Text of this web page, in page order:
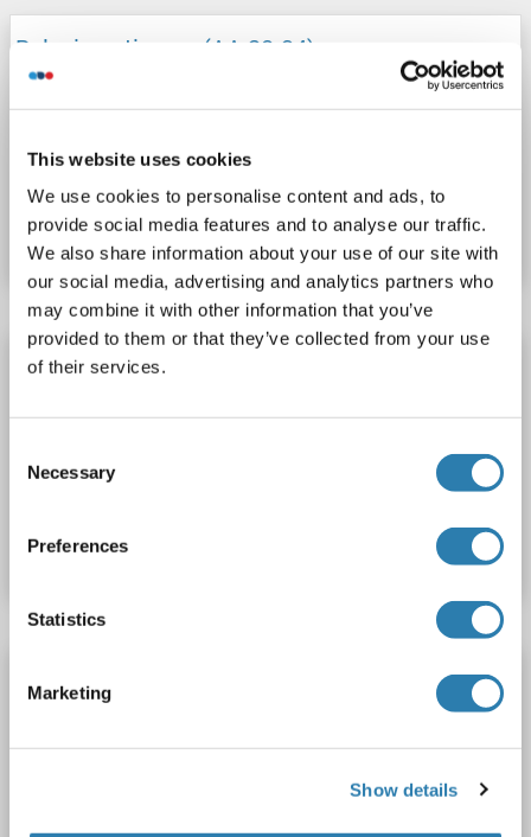
This website uses cookies
We use cookies to personalise content and ads, to
provide social media features and to analyse our traffic.
We also share information about your use of our site with
our social media, advertising and analytics partners who
may combine it with other information that you’ve
provided to them or that they’ve collected from your use
of their services.
Selection
Necessary
Preferences
Statistics
Marketing
Show details
Relaxin anticorps (AA 28-34)
Reactivité: Humain
Polyclonal
N° du produit ABIN870773
Fiche technique Détails
Relaxin anticorps
Fiche technique
Polyclonal
unconjugated